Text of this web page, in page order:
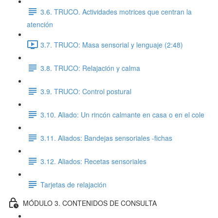
3.6. TRUCO. Actividades motrices que centran la
atención
3.7. TRUCO: Masa sensorial y lenguaje (2:48)
3.8. TRUCO: Relajación y calma
3.9. TRUCO: Control postural
3.10. Aliado: Un rincón calmante en casa o en el cole
3.11. Aliados: Bandejas sensoriales -fichas
3.12. Aliados: Recetas sensoriales
Tarjetas de relajación
MÓDULO 3. CONTENIDOS DE CONSULTA